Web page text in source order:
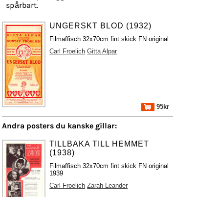
spårbart.
UNGERSKT BLOD (1932)
Filmaffisch 32x70cm fint skick FN original
Carl Froelich Gitta Alpar
95kr
Andra posters du kanske gillar:
TILLBAKA TILL HEMMET
(1938)
Filmaffisch 32x70cm fint skick FN original
1939
Carl Froelich Zarah Leander